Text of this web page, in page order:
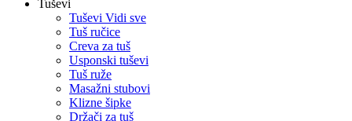
Tuševi
Tuševi Vidi sve
Tuš ručice
Creva za tuš
Usponski tuševi
Tuš ruže
Masažni stubovi
Klizne šipke
Držači za tuš